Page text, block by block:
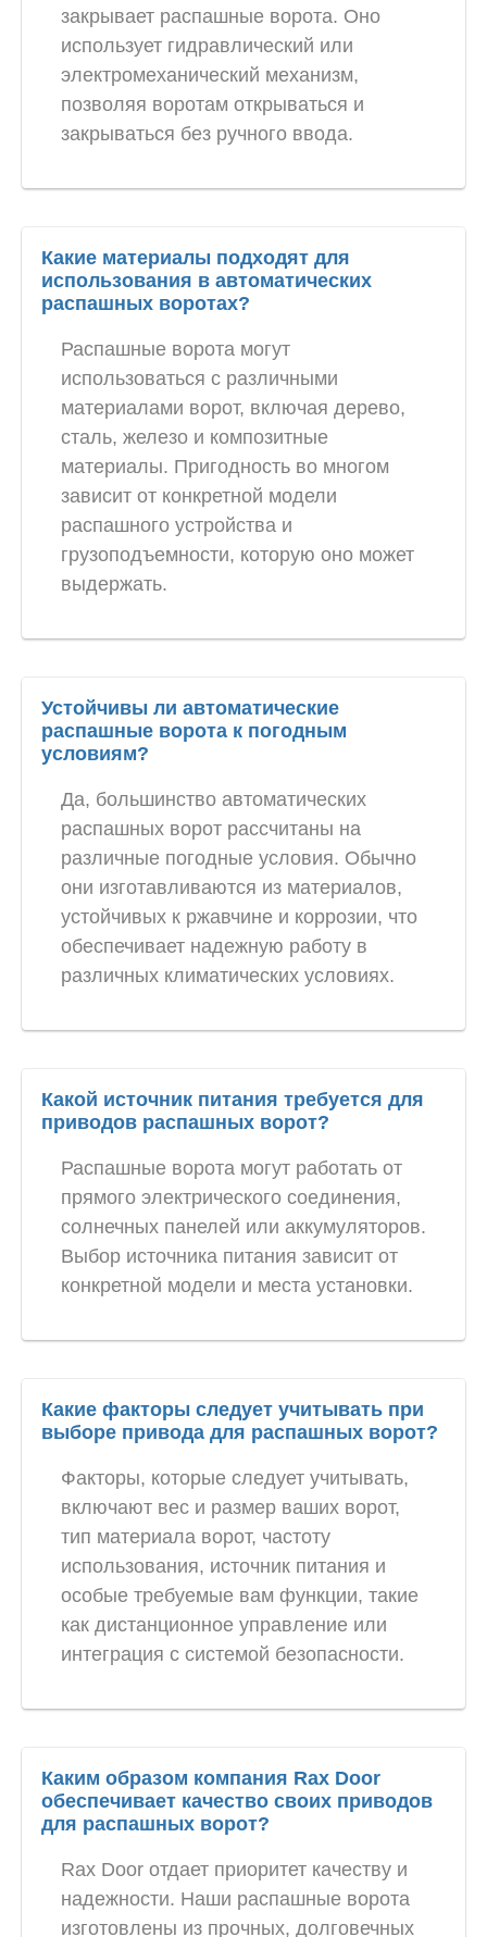
закрывает распашные ворота. Оно
использует гидравлический или
электромеханический механизм,
позволяя воротам открываться и
закрываться без ручного ввода.
Какие материалы подходят для
использования в автоматических
распашных воротах?
Распашные ворота могут
использоваться с различными
материалами ворот, включая дерево,
сталь, железо и композитные
материалы. Пригодность во многом
зависит от конкретной модели
распашного устройства и
грузоподъемности, которую оно может
выдержать.
Устойчивы ли автоматические
распашные ворота к погодным
условиям?
Да, большинство автоматических
распашных ворот рассчитаны на
различные погодные условия. Обычно
они изготавливаются из материалов,
устойчивых к ржавчине и коррозии, что
обеспечивает надежную работу в
различных климатических условиях.
Какой источник питания требуется для
приводов распашных ворот?
Распашные ворота могут работать от
прямого электрического соединения,
солнечных панелей или аккумуляторов.
Выбор источника питания зависит от
конкретной модели и места установки.
Какие факторы следует учитывать при
выборе привода для распашных ворот?
Факторы, которые следует учитывать,
включают вес и размер ваших ворот,
тип материала ворот, частоту
использования, источник питания и
особые требуемые вам функции, такие
как дистанционное управление или
интеграция с системой безопасности.
Каким образом компания Rax Door
обеспечивает качество своих приводов
для распашных ворот?
Rax Door отдает приоритет качеству и
надежности. Наши распашные ворота
изготовлены из прочных, долговечных